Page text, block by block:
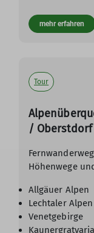
mehr erfahren
Tour
/
Höhenwege
Allgäuer Alpen
Lechtaler Alpen
Venetgebirge